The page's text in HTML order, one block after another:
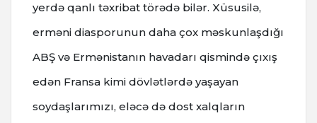
yerdə qanlı təxribat törədə bilər. Xüsusilə,
erməni diasporunun daha çox məskunlaşdığı
ABŞ və Ermənistanın havadarı qismində çıxış
edən Fransa kimi dövlətlərdə yaşayan
soydaşlarımızı, eləcə də dost xalqların